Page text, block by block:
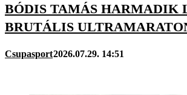
BÓDIS TAMÁS HARMADIK
BRUTÁLIS
Csupasport2026.07.29. 14:51